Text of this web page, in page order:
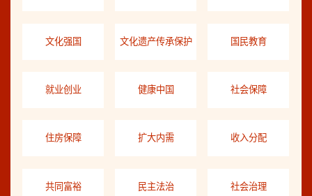
文化强国 文化遗产传承保护 国民教育
就业创业 健康中国 社会保障
住房保障 扩大内需 收入分配
共同富裕 民主法治 社会治理